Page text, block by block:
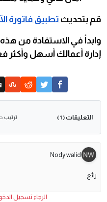
قم بتحديث تطبيق فاتورة
وابدأ في الاستفادة من هذه
إدارة أعمالك أسهل وأكثر
التعليقات ( 1 )
Nody walid
رائع
الرجاء تسجيل